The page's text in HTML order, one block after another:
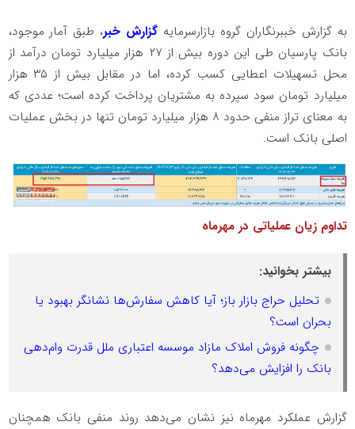
به گزارش خببرنگاران گروه بازارسرمایه گزارش خبر، طبق آمار موجود،
بانک پارسیان طی این دوره بیش از ۲۷ هزار میلیارد تومان درآمد از
محل تسهیلات اعطایی کسب کرده، اما در مقابل بیش از ۳۵ هزار
میلیارد تومان سود سپرده به مشتریان پرداخت کرده است؛ عددی که
به معنای تراز منفی حدود ۸ هزار میلیارد تومان تنها در بخش عملیات
اصلی بانک است.
تداوم زیان عملیاتی در مهرماه
بیشتر بخوانید:
تحلیل حراج بازار باز؛ آیا کاهش سفارش‌ها نشانگر بهبود یا
بحران است؟
چگونه فروش املاک مازاد موسسه اعتباری ملل قدرت وام‌دهی
بانک را افزایش می‌دهد؟
گزارش عملکرد مهرماه نیز نشان می‌دهد روند منفی بانک همچنان